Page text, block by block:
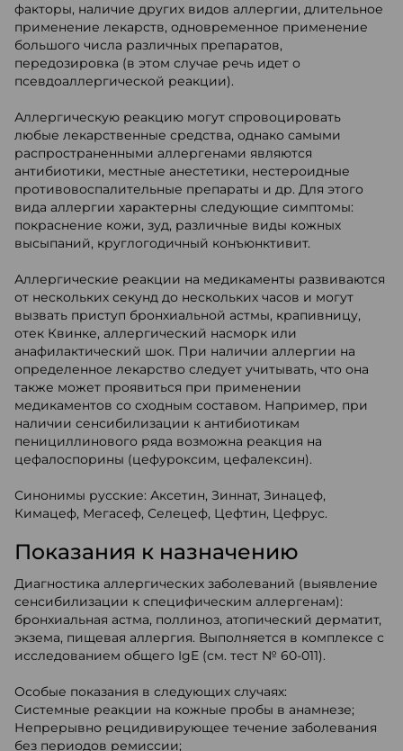
факторы, наличие других видов аллергии, длительное
применение лекарств, одновременное применение
большого числа различных препаратов,
передозировка (в этом случае речь идет о
псевдоаллергической реакции).
Аллергическую реакцию могут спровоцировать
любые лекарственные средства, однако самыми
распространенными аллергенами являются
антибиотики, местные анестетики, нестероидные
противовоспалительные препараты и др. Для этого
вида аллергии характерны следующие симптомы:
покраснение кожи, зуд, различные виды кожных
высыпаний, круглогодичный конъюнктивит.
Аллергические реакции на медикаменты развиваются
от нескольких секунд до нескольких часов и могут
вызвать приступ бронхиальной астмы, крапивницу,
отек Квинке, аллергический насморк или
анафилактический шок. При наличии аллергии на
определенное лекарство следует учитывать, что она
также может проявиться при применении
медикаментов со сходным составом. Например, при
наличии сенсибилизации к антибиотикам
пенициллинового ряда возможна реакция на
цефалоспорины (цефуроксим, цефалексин).
Синонимы русские: Аксетин, Зиннат, Зинацеф,
Кимацеф, Мегасеф, Селецеф, Цефтин, Цефрус.
Показания к назначению
Диагностика аллергических заболеваний (выявление
сенсибилизации к специфическим аллергенам):
бронхиальная астма, поллиноз, атопический дерматит,
экзема, пищевая аллергия. Выполняется в комплексе с
исследованием общего IgE (см. тест № 60-011).
Особые показания в следующих случаях:
Системные реакции на кожные пробы в анамнезе;
Непрерывно рецидивирующее течение заболевания
без периодов ремиссии;